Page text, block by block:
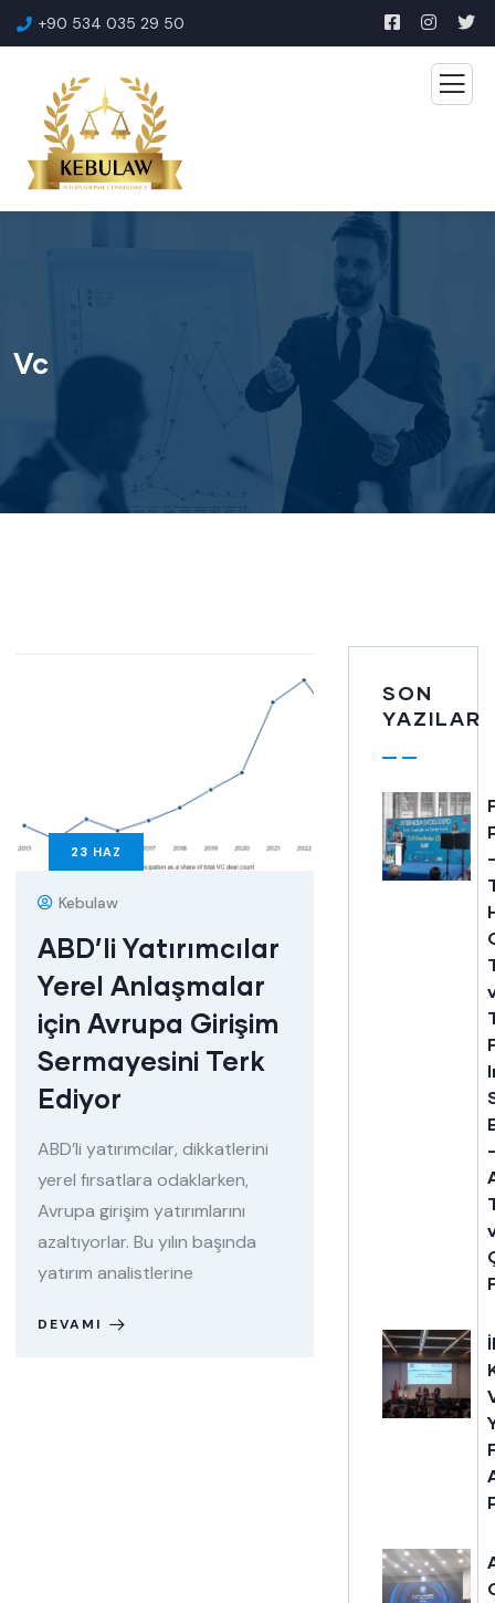
+90 534 035 29 50
Vc
23 HAZ
Kebulaw
ABD’li Yatırımcılar
Yerel Anlaşmalar
için Avrupa Girişim
Sermayesini Terk
Ediyor
ABD’li yatırımcılar, dikkatlerini
yerel fırsatlara odaklarken,
Avrupa girişim yatırımlarını
azaltıyorlar. Bu yılın başında
yatırım analistlerine
DEVAMI
SON
YAZILAR